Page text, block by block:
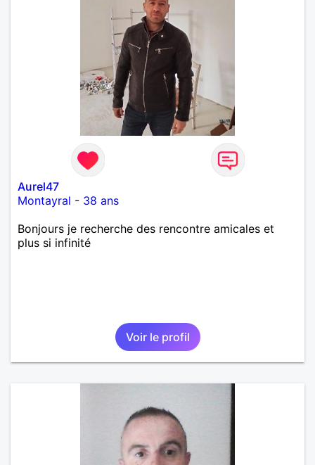
Aurel47
Montayral - 38 ans
Bonjours je recherche des rencontre amicales et
plus si infinité
Voir le profil